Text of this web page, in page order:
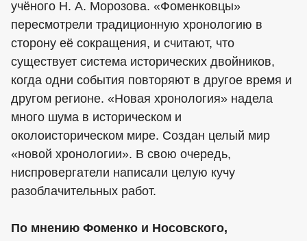
учёного Н. А. Морозова. «Фоменковцы»
пересмотрели традиционную хронологию в
сторону её сокращения, и считают, что
существует система исторических двойников,
когда одни события повторяют в другое время и
другом регионе. «Новая хронология» надела
много шума в историческом и
околоисторическом мире. Создан целый мир
«новой хронологии». В свою очередь,
ниспровергатели написали целую кучу
разоблачительных работ.
По мнению Фоменко и Носовского,